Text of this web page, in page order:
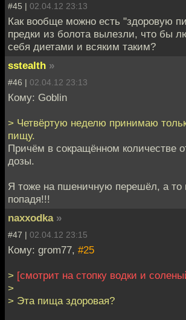
#45 | 02.04.12 23:13
Как вообще можно есть "здоровую
предки из болота вылезли, что бы
себя диетами и всяким таким?
sstealth »
#46 | 02.04.12 23:13
Кому: Goblin
> Четвёртую неделю принимаю
пищу.
Причём в сокращённом количестве
дозы.
Я тоже на пшеничную перешёл, а то
попадя!!!
naxxodka »
#47 | 02.04.12 23:15
Кому: grom77, #25
> [смотрит на стопку водки и
>
> Эта пища здоровая?